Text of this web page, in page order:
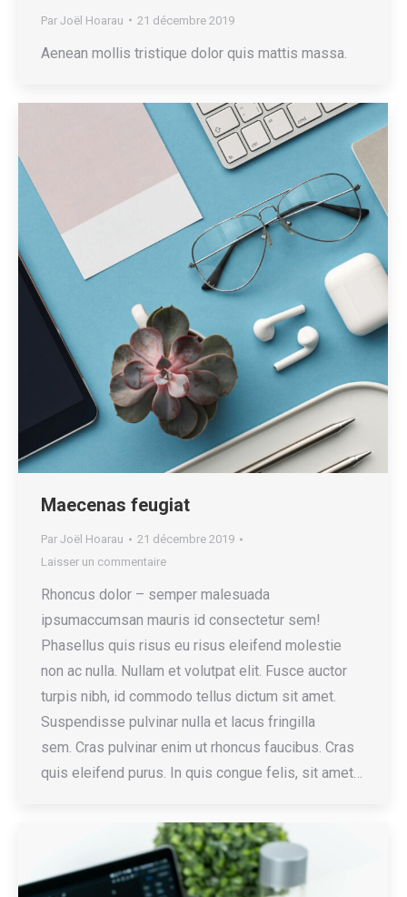
Par Joël Hoarau 21 décembre 2019
Aenean mollis tristique dolor quis mattis massa.
Maecenas feugiat
Par Joël Hoarau
21 décembre 2019
Laisser un commentaire
Rhoncus dolor – semper malesuada
ipsumaccumsan mauris id consectetur sem!
Phasellus quis risus eu risus eleifend molestie
non ac nulla. Nullam et volutpat elit. Fusce auctor
turpis nibh, id commodo tellus dictum sit amet.
Suspendisse pulvinar nulla et lacus fringilla
sem. Cras pulvinar enim ut rhoncus faucibus. Cras
quis eleifend purus. In quis congue felis, sit amet…